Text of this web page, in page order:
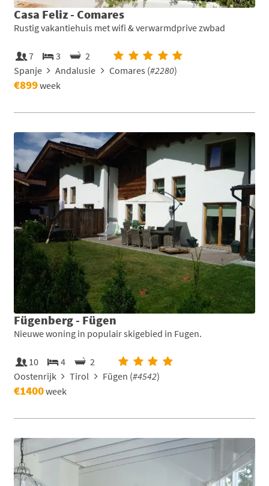
Casa Feliz - Comares
Rustig vakantiehuis met wifi & verwarmdprive zwbad
7 3
2
Spanje
Andalusie Comares (#2280)
€899week
Fügenberg - Fügen
Nieuwe woning in populair skigebied in Fugen.
10 4
2
Oostenrijk
Tirol Fügen (#4542)
€1400week